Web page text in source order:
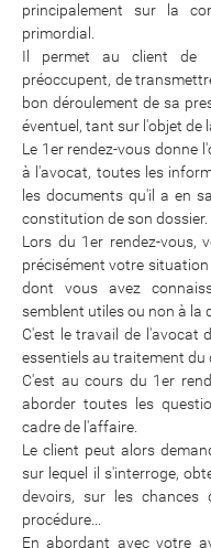
principalement sur la
primordial.
Il permet au client de
préoccupent, de
bon déroulement de sa
éventuel, tant sur l'objet de
Le 1er rendez-vous donne
à l'avocat, toutes les
les documents qu'il a en
constitution de son dossier.
Lors du 1er rendez-vous,
précisément votre
dont vous avez
semblent utiles ou non à la
C'est le travail de l'avocat
essentiels au traitement du
C'est au cours du 1er
aborder toutes les
cadre de l'affaire.
Le client peut alors
sur lequel il s'interroge,
devoirs, sur les
procédure...
En abordant avec votre